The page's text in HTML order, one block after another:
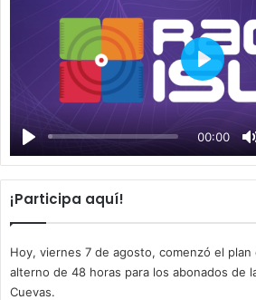
00:00
P
a
y
¡Participa aquí!
Hoy, viernes 7 de agosto, comenzó el plan
alterno de 48 horas para los abonados de
Cuevas.